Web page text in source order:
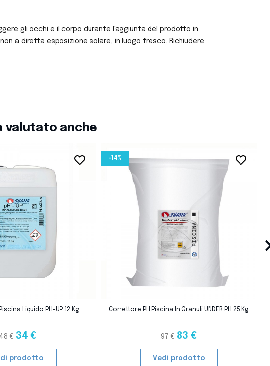
gli occhi e il corpo durante l'aggiunta del prodotto in
a diretta esposizione solare, in luogo fresco. Richiudere
valutato anche
favorite_border
Liquido PH-UP 12 Kg
€ 34 €
prodotto
favorite_border
Correttore PH Piscina In Granuli UNDER PH 25 Kg
97 € 83 €
-14%
Vedi prodotto
›